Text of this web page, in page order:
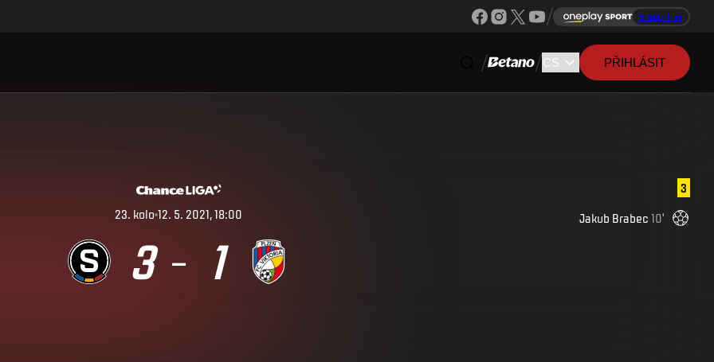
Sleduj ligu
PŘIHLÁSIT
23. kolo 12. 5. 2021, 18:00
3 – 1
3
Jakub Brabec 10'